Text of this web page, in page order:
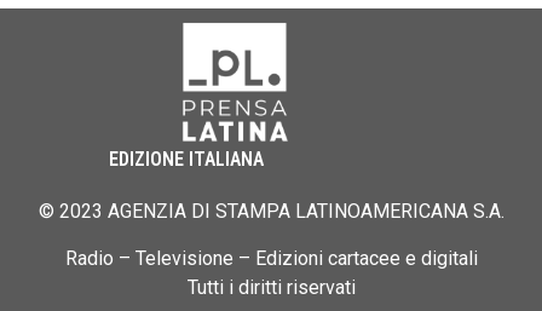
EDIZIONE ITALIANA
© 2023 AGENZIA DI STAMPA LATINOAMERICANA S.A.
Radio – Televisione – Edizioni cartacee e digitali
Tutti i diritti riservati